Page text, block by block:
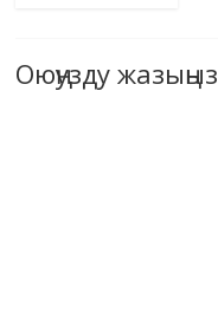
Оюңузду жазыңыз